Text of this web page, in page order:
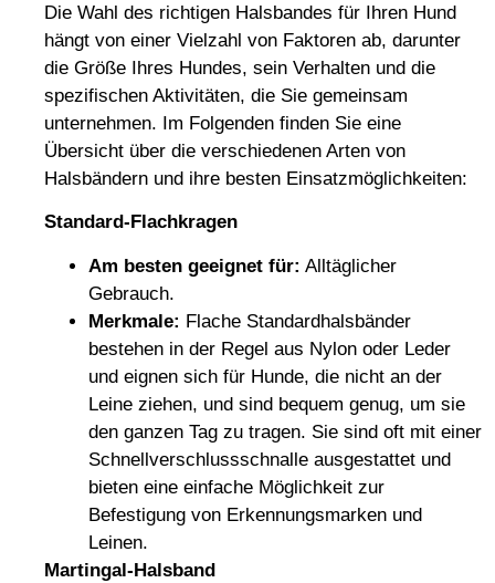
Die Wahl des richtigen Halsbandes für Ihren Hund
hängt von einer Vielzahl von Faktoren ab, darunter
die Größe Ihres Hundes, sein Verhalten und die
spezifischen Aktivitäten, die Sie gemeinsam
unternehmen. Im Folgenden finden Sie eine
Übersicht über die verschiedenen Arten von
Halsbändern und ihre besten Einsatzmöglichkeiten:
Standard-Flachkragen
Am besten geeignet für: Alltäglicher
Gebrauch.
Merkmale: Flache Standardhalsbänder
bestehen in der Regel aus Nylon oder Leder
und eignen sich für Hunde, die nicht an der
Leine ziehen, und sind bequem genug, um sie
den ganzen Tag zu tragen. Sie sind oft mit einer
Schnellverschlussschnalle ausgestattet und
bieten eine einfache Möglichkeit zur
Befestigung von Erkennungsmarken und
Leinen.
Martingal-Halsband